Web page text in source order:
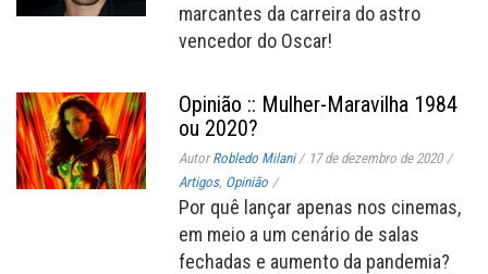
marcantes da carreira do astro
vencedor do Oscar!
Opinião :: Mulher-Maravilha 1984
ou 2020?
AutorRobledo Milani / 17 de dezembro de 2020 /
Artigos, Opinião /
Por quê lançar apenas nos cinemas,
em meio a um cenário de salas
fechadas e aumento da pandemia?